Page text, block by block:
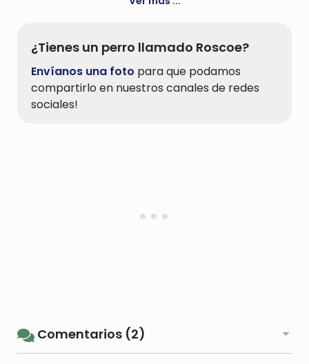
¿Tienes un perro llamado Roscoe?
Envíanos una foto para que podamos
compartirlo en nuestros canales de redes
sociales!
Comentarios (2)